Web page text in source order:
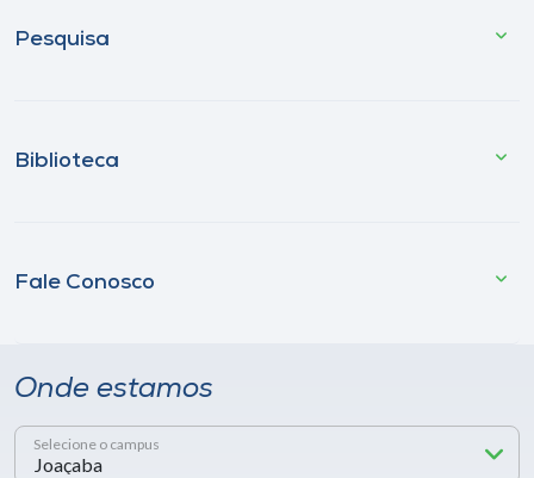
Pesquisa
Biblioteca
Fale Conosco
Onde estamos
Selecione o campus